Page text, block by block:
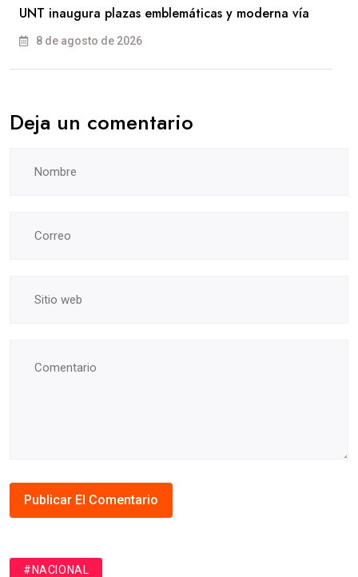
UNT inaugura plazas emblemáticas y moderna vía
8 de agosto de 2026
Deja un comentario
#NACIONAL